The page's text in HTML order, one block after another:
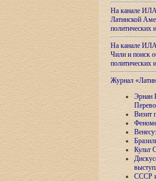
На канале
Латинской
На канале
Чили и поиск
Журнал
Эрнан
Визит
Культ
СССР и